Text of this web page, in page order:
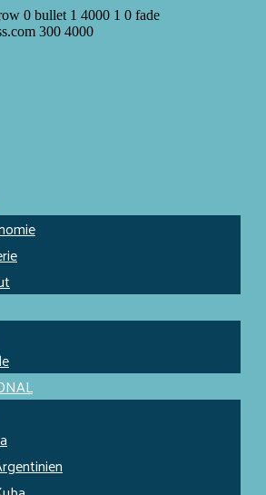
0 bullet 1 4000 1 0 fade
300 4000